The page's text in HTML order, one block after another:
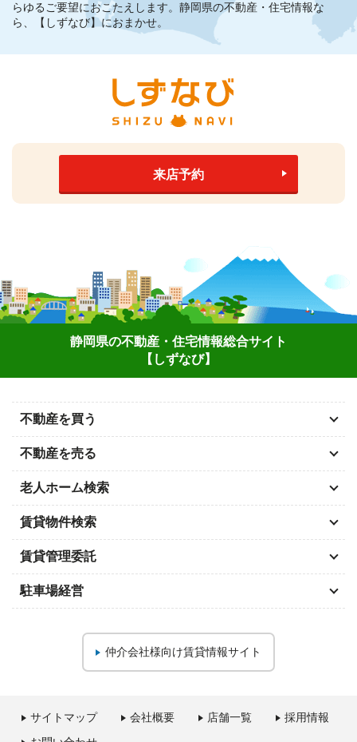
らゆるご要望におこたえします。 静岡県の不動産・住宅情報な
ら、【しずなび】におまかせ。
来店予約
静岡県の不動産・住宅情報総合サイト
【しずなび】
不動産を買う
不動産を売る
老人ホーム検索
賃貸物件検索
賃貸管理委託
駐車場経営
仲介会社様向け賃貸情報サイト
サイトマップ 会社概要 店舗一覧
採用情報